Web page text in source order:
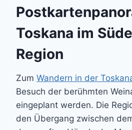
Toskana im
Region
Zum Wandern in der
Besuch der berühmten
eingeplant werden. Die
den Übergang zwischen